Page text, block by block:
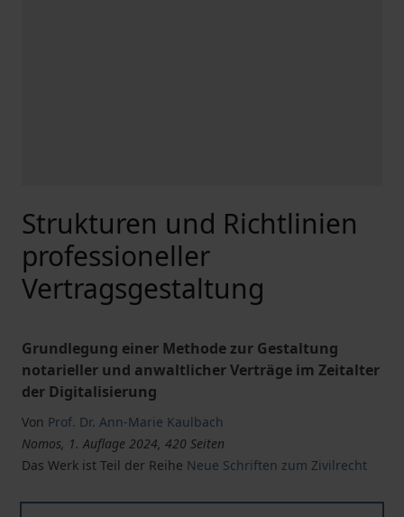
Strukturen und Richtlinien
professioneller
Vertragsgestaltung
Grundlegung einer Methode zur Gestaltung
notarieller und anwaltlicher Verträge im Zeitalter
der Digitalisierung
Von Prof. Dr. Ann-Marie Kaulbach
Nomos, 1. Auflage 2024, 420 Seiten
Das Werk ist Teil der Reihe Neue Schriften zum Zivilrecht